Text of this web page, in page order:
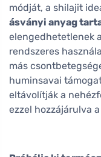
módját, a shilajit
ásványi anyag
elengedhetetlenek
rendszeres
más
huminsavai
eltávolítják a
ezzel hozzájárulva